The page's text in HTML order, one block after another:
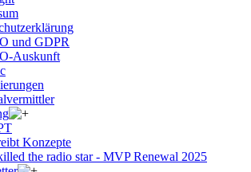
und GDPR
Auskunft
Konzepte
the radio star - MVP Renewal 2025